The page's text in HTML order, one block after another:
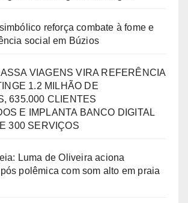
reforça combate à fome e
social em Búzios
VIAGENS VIRA REFERÊNCIA
1.2 MILHÃO DE
635.000 CLIENTES
E IMPLANTA BANCO DIGITAL
300 SERVIÇOS
Luma de Oliveira aciona
polêmica com som alto em praia